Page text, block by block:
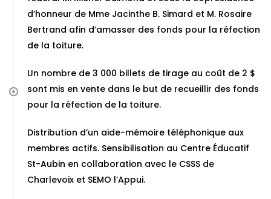
d’honneur de Mme Jacinthe B. Simard et M. Rosaire
Bertrand afin d’amasser des fonds pour la réfection
de la toiture.
Un nombre de 3 000 billets de tirage au coût de 2 $
sont mis en vente dans le but de recueillir des fonds
pour la réfection de la toiture.
Distribution d’un aide-mémoire téléphonique aux
membres actifs. Sensibilisation au Centre Éducatif
St-Aubin en collaboration avec le CSSS de
Charlevoix et SEMO l’Appui.